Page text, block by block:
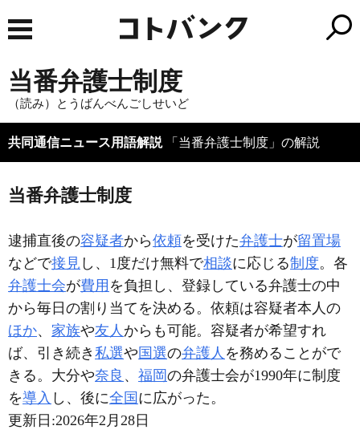
当番弁護士制度
（読み）とうばんべんごしせいど
共同通信ニュース用語解説「当番弁護士制度」の解説
当番弁護士制度
逮捕直後の容疑者から依頼を受けた弁護士が留置場
などで接見 し、1度だけ無料で相談に応じる制度。各
弁護士会が費用 を負担し、登録している弁護士の中
から毎日の割り当てを決める。依頼は容疑者本人の
ほか、 家族や友人からも可能。容疑者が希望すれ
ば、引き続き 私選や 国選の弁護人 を務めることがで
きる。大分や奈良 、 福岡 の弁護士会が1990年に制度
を導入 し、後に全国 に広がった。
更新日:2026年2月28日